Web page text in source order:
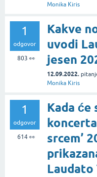
Monika Kiris
1
odgovor
803 👀
Kakve
uvodi
jesen
12.09.2022.
Monika Kiris
1
odgovor
614👀
Kada će
srcem’
Laudato